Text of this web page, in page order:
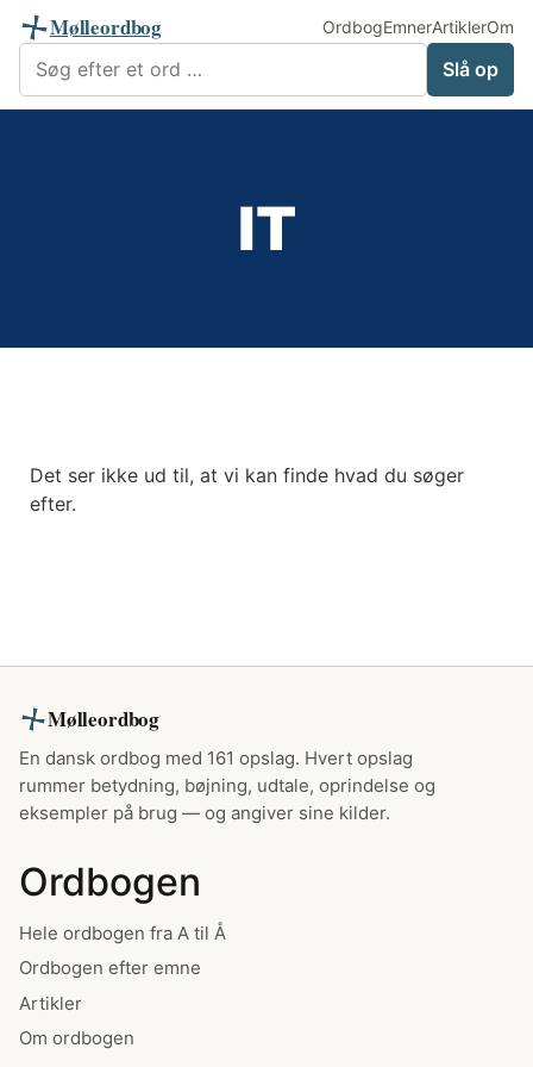
Mølleordbog OrdbogEmnerArtiklerOm
Søg i Mølleordbog Slå op
IT
Det ser ikke ud til, at vi kan finde hvad du søger
efter.
Mølleordbog
En dansk ordbog med 161 opslag. Hvert opslag
rummer betydning, bøjning, udtale, oprindelse og
eksempler på brug — og angiver sine kilder.
Ordbogen
Hele ordbogen fra A til Å
Ordbogen efter emne
Artikler
Om ordbogen